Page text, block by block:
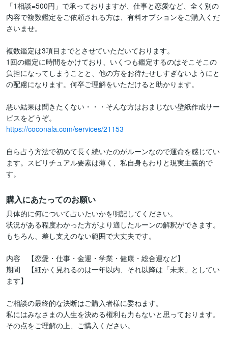
「1相談=500円」で承っておりますが、仕事と恋愛など、全く別の
内容で複数鑑定をご依頼される方は、有料オプションをご購入くだ
さいませ。
複数鑑定は3項目までとさせていただいております。
1回の鑑定に時間をかけており、いくつも鑑定するのはそこそこの
負担になってしまうことと、他の方をお待たせしすぎないようにと
の配慮になります。何卒ご理解をいただけると助かります。
悪い結果は聞きたくない・・・そんな方はおまじない壁紙作成サー
https://coconala.com/services/21153
自ら占う方法で初めて長く続いたのがルーンなので運命を感じてい
ます。スピリチュアル要素は薄く、私自身もわりと現実主義的で
す。
購入にあたってのお願い
具体的に何について占いたいかを明記してください。
状況がある程度わかった方がより適したルーンの解釈ができます。
もちろん、差し支えのない範囲で大丈夫です。
内容　【恋愛・仕事・金運・学業・健康・総合運など】
期間　【細かく見れるのは一年以内、それ以降は「未来」としてい
ます】
ご相談の最終的な決断はご購入者様に委ねます。
私にはみなさまの人生を決める権利も力もないと思っております。
その点をご理解の上、ご購入ください。